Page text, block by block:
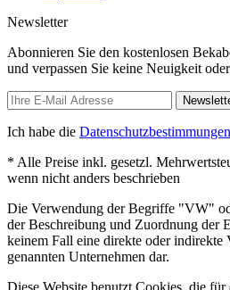
Newsletter
Abonnieren Sie den kostenlosen
und verpassen Sie keine Neuigkeit
Ich habe die Datenschutzbestimmungen
* Alle Preise inkl. gesetzl.
wenn nicht anders beschrieben
Die Verwendung der Begriffe "VW"
der Beschreibung und Zuordnung der
keinem Fall eine direkte oder indirekte
genannten Unternehmen dar.
Diese Website benutzt Cookies, die